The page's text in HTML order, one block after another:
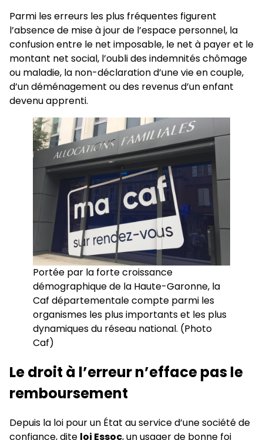
Parmi les erreurs les plus fréquentes figurent
l’absence de mise à jour de l’espace personnel, la
confusion entre le net imposable, le net à payer et le
montant net social, l’oubli des indemnités chômage
ou maladie, la non-déclaration d’une vie en couple,
d’un déménagement ou des revenus d’un enfant
devenu apprenti.
Portée par la forte croissance
démographique de la Haute-Garonne, la
Caf départementale compte parmi les
organismes les plus importants et les plus
dynamiques du réseau national. (Photo
Caf)
Le droit à l’erreur n’efface pas le
remboursement
Depuis la loi pour un État au service d’une société de
confiance, dite loi Essoc, un usager de bonne foi